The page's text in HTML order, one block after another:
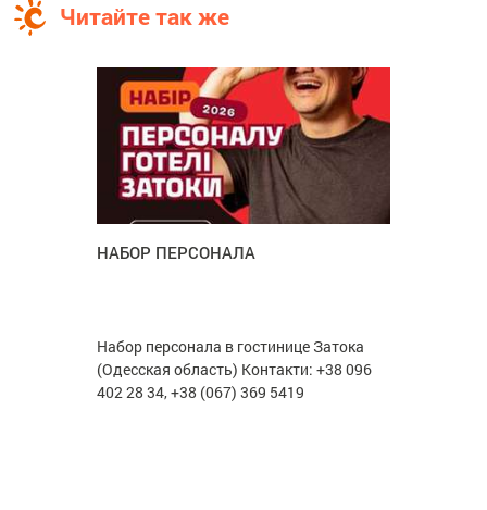
Читайте так же
НАБОР ПЕРСОНАЛА
Набор персонала в гостинице Затока
(Одесская область) Контакти: +38 096
402 28 34, +38 (067) 369 5419